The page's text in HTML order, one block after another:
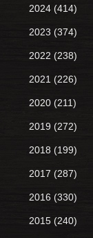
2024 (414)
2023 (374)
2022 (238)
2021 (226)
2020 (211)
2019 (272)
2018 (199)
2017 (287)
2016 (330)
2015 (240)